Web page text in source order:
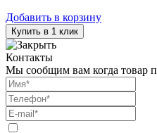
Добавить в корзину
Купить в 1 клик
Контакты
Мы сообщим вам когда товар